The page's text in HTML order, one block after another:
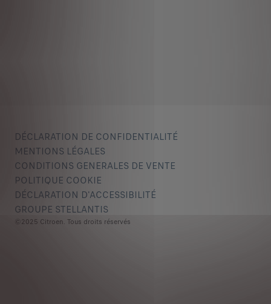
DÉCLARATION DE CONFIDENTIALITÉ
MENTIONS LÉGALES
CONDITIONS GENERALES DE VENTE
POLITIQUE COOKIE
DÉCLARATION D'ACCESSIBILITÉ
GROUPE STELLANTIS
©2025 Citroen. Tous droits réservés